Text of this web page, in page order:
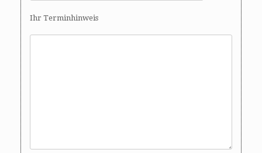
Ihr Terminhinweis